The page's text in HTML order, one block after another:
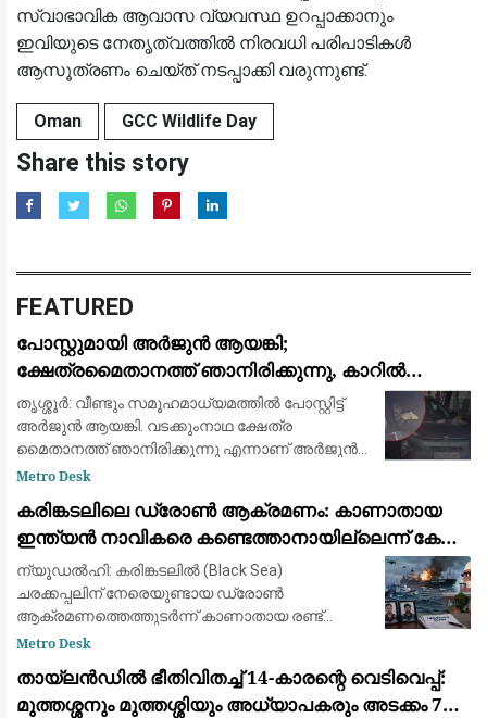
സ്വാഭാവിക ആവാസ വ്യവസ്ഥ ഉറപ്പാക്കാനും
ഇവിയുടെ നേതൃത്വത്തില്‍ നിരവധി പരിപാടികള്‍
ആസൂത്രണം ചെയ്ത് നടപ്പാക്കി വരുന്നുണ്ട്.
Oman GCC Wildlife Day
Share this story
FEATURED
പോസ്റ്റുമായി അർജുൻ ആയങ്കി;
ക്ഷേത്രമൈതാനത്ത് ഞാനിരിക്കുന്നു, കാറിൽ
പാലിയേക്കര ടോൾ പ്ലാസ കടക്കുന്ന ദൃശ്യം
പുറത്ത്: സഹോദരനും ഭാര്യയും കസ്റ്റഡിയിൽ
തൃശ്ശൂർ: വീണ്ടും സമൂഹമാധ്യമത്തിൽ പോസ്റ്റിട്ട്
അർജുൻ ആയങ്കി. വടക്കുംനാഥ ക്ഷേത്ര
മൈതാനത്ത് ഞാനിരിക്കുന്നു എന്നാണ് അർജുൻ
ആയങ്കി സമൂഹമാധ്യമത്തിൽ പോസ്റ്റ്
കാറിൽ പാല
Metro Desk
കരിങ്കടലിലെ ഡ്രോൺ ആക്രമണം: കാണാതായ
ഇന്ത്യൻ നാവികരെ കണ്ടെത്താനായില്ലെന്ന് കേന്ദ്ര
സർക്കാർ
ന്യൂഡൽഹി: കരിങ്കടലിൽ (Black Sea)
ചരക്കപ്പലിന് നേരെയുണ്ടായ ഡ്രോൺ
ആക്രമണത്തെത്തുടർന്ന് കാണാതായ രണ്ട്
ഇന്ത്യൻ നാവികരെ കണ്ടെത്താൻ
കോടതിയെ അറിയിച്ചു. വിപുലമായ തിരച
Metro Desk
തായ്‌ലൻഡിൽ ഭീതിവിതച്ച് 14-കാരന്റെ വെടിവെപ്പ്:
മുത്തശ്ശനും മുത്തശ്ശിയും അധ്യാപകരും അടക്കം 7